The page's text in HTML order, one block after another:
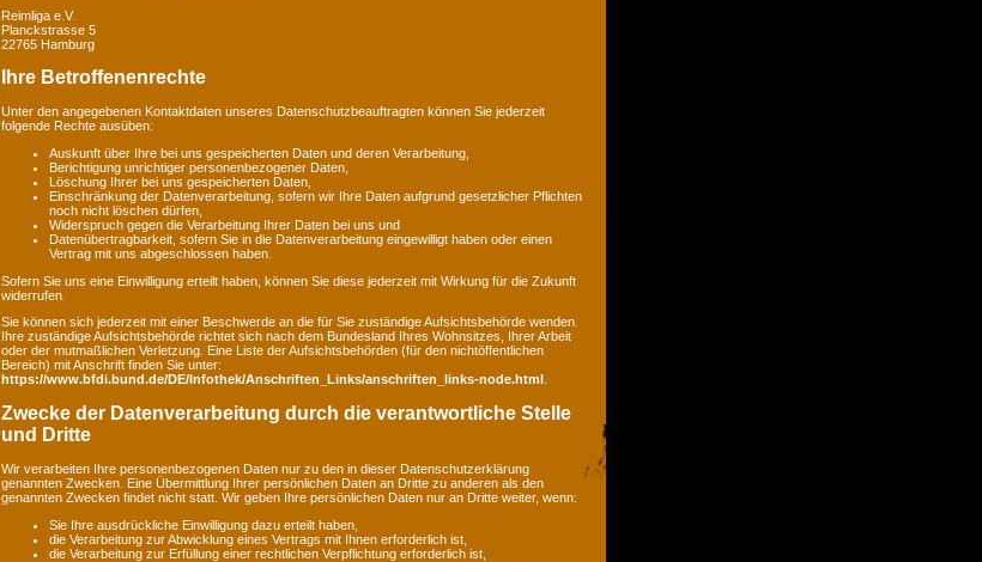
Reimliga e.V.
Planckstrasse 5
22765 Hamburg
Ihre Betroffenenrechte
Unter den angegebenen Kontaktdaten unseres Datenschutzbeauftragten können Sie jederzeit
folgende Rechte ausüben:
Auskunft über Ihre bei uns gespeicherten Daten und deren Verarbeitung,
Berichtigung unrichtiger personenbezogener Daten,
Löschung Ihrer bei uns gespeicherten Daten,
Einschränkung der Datenverarbeitung, sofern wir Ihre Daten aufgrund gesetzlicher Pflichten
noch nicht löschen dürfen,
Widerspruch gegen die Verarbeitung Ihrer Daten bei uns und
Datenübertragbarkeit, sofern Sie in die Datenverarbeitung eingewilligt haben oder einen
Vertrag mit uns abgeschlossen haben.
Sofern Sie uns eine Einwilligung erteilt haben, können Sie diese jederzeit mit Wirkung für die Zukunft
widerrufen.
Sie können sich jederzeit mit einer Beschwerde an die für Sie zuständige Aufsichtsbehörde wenden.
Ihre zuständige Aufsichtsbehörde richtet sich nach dem Bundesland Ihres Wohnsitzes, Ihrer Arbeit
oder der mutmaßlichen Verletzung. Eine Liste der Aufsichtsbehörden (für den nichtöffentlichen
Bereich) mit Anschrift finden Sie unter:
https://www.bfdi.bund.de/DE/Infothek/Anschriften_Links/anschriften_links-node.html .
Zwecke der Datenverarbeitung durch die verantwortliche Stelle
und Dritte
Wir verarbeiten Ihre personenbezogenen Daten nur zu den in dieser Datenschutzerklärung
genannten Zwecken. Eine Übermittlung Ihrer persönlichen Daten an Dritte zu anderen als den
genannten Zwecken findet nicht statt. Wir geben Ihre persönlichen Daten nur an Dritte weiter, wenn:
Sie Ihre ausdrückliche Einwilligung dazu erteilt haben,
die Verarbeitung zur Abwicklung eines Vertrags mit Ihnen erforderlich ist,
die Verarbeitung zur Erfüllung einer rechtlichen Verpflichtung erforderlich ist,